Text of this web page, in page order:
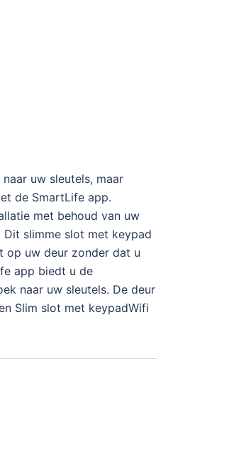
uw sleutels, maar
de SmartLife app.
met behoud van uw
slimme slot met keypad
op uw deur zonder dat u
app biedt u de
naar uw sleutels. De deur
Slim slot met keypadWifi